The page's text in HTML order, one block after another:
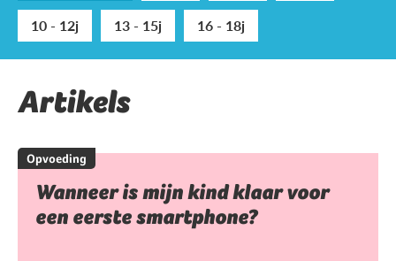
10 - 12j
13 - 15j 16 - 18j
Artikels
Opvoeding
Wanneer is mijn kind klaar voor
een eerste smartphone?